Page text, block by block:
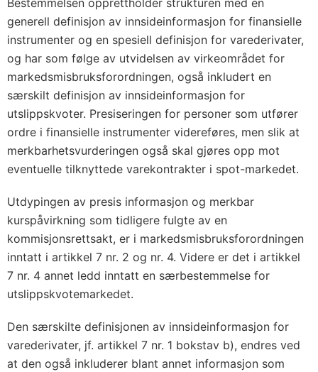
Bestemmelsen opprettholder strukturen med en
generell definisjon av innsideinformasjon for finansielle
instrumenter og en spesiell definisjon for varederivater,
og har som følge av utvidelsen av virkeområdet for
markedsmisbruksforordningen, også inkludert en
særskilt definisjon av innsideinformasjon for
utslippskvoter. Presiseringen for personer som utfører
ordre i finansielle instrumenter videreføres, men slik at
merkbarhetsvurderingen også skal gjøres opp mot
eventuelle tilknyttede varekontrakter i spot-markedet.
Utdypingen av presis informasjon og merkbar
kurspåvirkning som tidligere fulgte av en
kommisjonsrettsakt, er i markedsmisbruksforordningen
inntatt i artikkel 7 nr. 2 og nr. 4. Videre er det i artikkel
7 nr. 4 annet ledd inntatt en særbestemmelse for
utslippskvotemarkedet.
Den særskilte definisjonen av innsideinformasjon for
varederivater, jf. artikkel 7 nr. 1 bokstav b), endres ved
at den også inkluderer blant annet informasjon som